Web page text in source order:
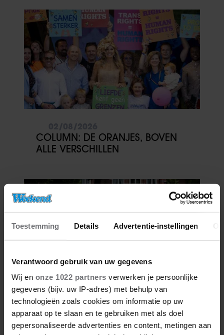
Toestemming Details Advertentie-instellingen
Verantwoord gebruik van uw gegevens
Wij en onze 1022 partners verwerken je persoonlijke
gegevens (bijv. uw IP-adres) met behulp van
technologieën zoals cookies om informatie op uw
apparaat op te slaan en te gebruiken met als doel
gepersonaliseerde advertenties en content, metingen aan
COLUMN: DE ORANJES, BOVEN
ALLE VERSCHILLEN
26/07/2026
COLUMN: AMALIA’S GROTE
LIEFDE